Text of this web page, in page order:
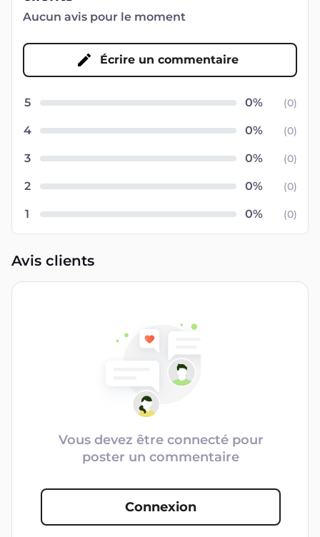
Aucun avis pour le moment
Écrire un commentaire
5 (0)
4 (0)
3 (0)
2 (0)
1 (0)
Avis clients
Vous devez être connecté pour
poster un commentaire
Connexion